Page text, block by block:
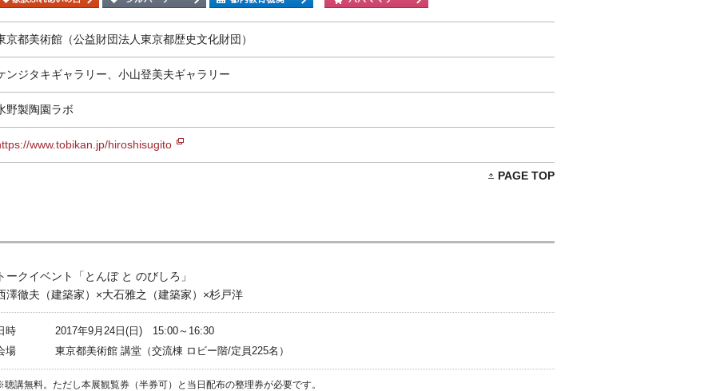
京都美術館（公益財団法人東京都歴史文化財団）
ンジタキギャラリー、小山登美夫ギャラリー
野製陶園ラボ
www.tobikan.jp/hiroshisugito
PAGE TOP
ークイベント「とんぼ と のびしろ」
澤徹夫（建築家）×大石雅之（建築家）×杉戸洋
時
2017年9月24日(日) 15:00～16:30
場
東京都美術館 講堂（交流棟 ロビー階/定員225名）
講無料。ただし本展観覧券（半券可）と当日配布の整理券が必要です。